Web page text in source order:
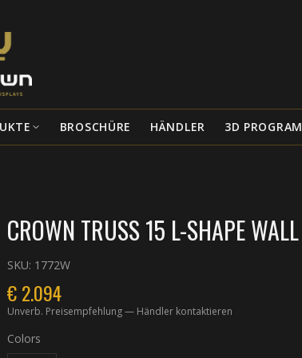
BROSCHÜRE HÄNDLER 3D
CROWN TRUSS 15 L-SHAPE
SKU: 1772W
€2.094
Unverb. Preisempfehlung — Händler kontaktieren
Colors